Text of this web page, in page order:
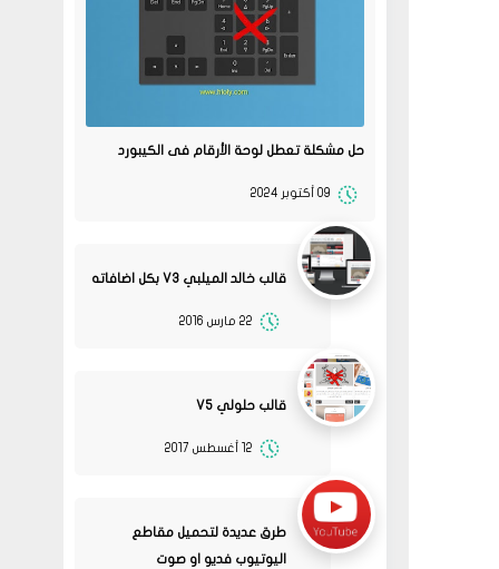
حل مشكلة تعطل لوحة الأرقام فى الكيبورد
09 أكتوبر 2024
قالب خالد الميلبي V3 بكل اضافاته
22 مارس 2016
قالب حلولي V5
12 أغسطس 2017
طرق عديدة لتحميل مقاطع
اليوتيوب فديو او صوت
08
02 2022
مشاركة
المشكله
قم بتجربة تحديث الطابعه